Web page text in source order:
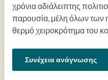
χρόνια αδιάλειπτης
παρουσία, μέλη όλων των
θερμό χειροκρότημα του
Συνέχεια ανάγνωσης